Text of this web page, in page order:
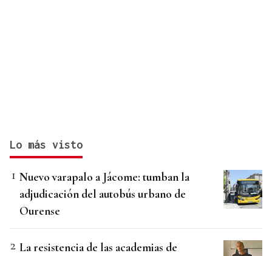
Lo más visto
Nuevo varapalo a Jácome: tumban la
adjudicación del autobús urbano de
Ourense
La resistencia de las academias de